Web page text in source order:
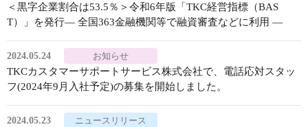
＜黒字企業割合は53.5％＞令和6年版「TKC経営指標（BAS
T）」を発行― 全国363金融機関等で融資審査などに利用 ―
2024.05.24 お知らせ
TKCカスタマーサポートサービス株式会社で、電話応対スタッ
フ(2024年9月入社予定)の募集を開始しました。
2024.05.23 ニュースリリース